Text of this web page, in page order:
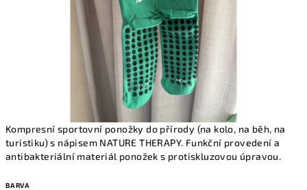
Kompresní sportovní ponožky do přírody (na kolo, na běh, na
turistiku) s nápisem NATURE THERAPY. Funkční provedení a
antibakteriální materiál ponožek s protiskluzovou úpravou.
BARVA